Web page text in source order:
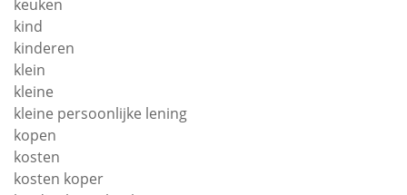
keuken
kind
kinderen
klein
kleine
kleine persoonlijke lening
kopen
kosten
kosten koper